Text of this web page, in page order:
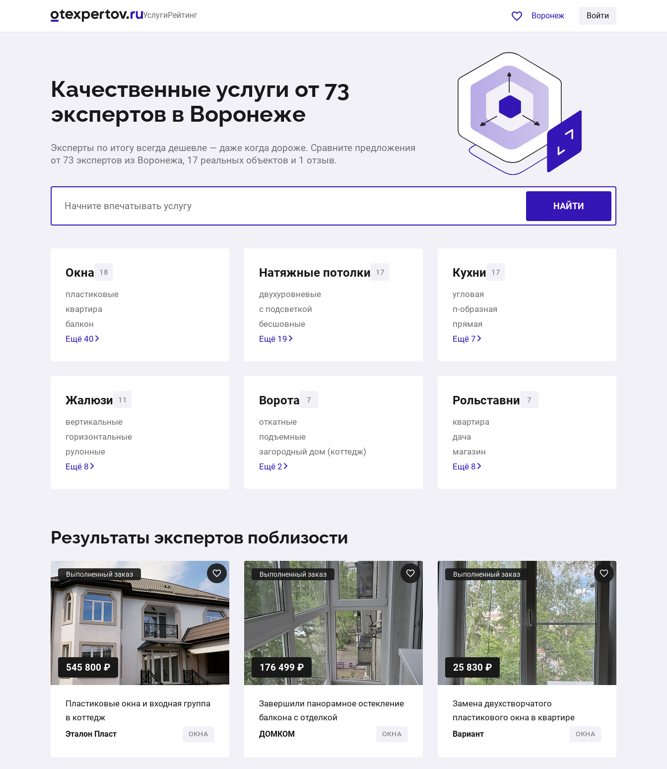
УслугиРейтинг Воронеж Войти
Качественные услуги от 73
экспертов в Воронеже
Эксперты по итогу всегда дешевле — даже когда дороже. Сравните предложения
от 73 экспертов из Воронежа, 17 реальных объектов и 1 отзыв.
НАЙТИ
Окна 18
пластиковые
квартира
балкон
Ещё 40
Натяжные потолки 17
двухуровневые
с подсветкой
бесшовные
Ещё 19
Кухни 17
угловая
п-образная
прямая
Ещё 7
Жалюзи 11
вертикальные
горизонтальные
рулонные
Ещё 8
Ворота 7
откатные
подъемные
загородный дом (коттедж)
Ещё 2
Рольставни 7
квартира
дача
магазин
Ещё 8
Результаты экспертов поблизости
Выполненный заказ
545 800 ₽
Пластиковые окна и входная группа
в коттедж
Эталон Пласт ОКНА
Выполненный заказ
176 499 ₽
Завершили панорамное остекление
балкона с отделкой
ДОМКОМ ОКНА
Выполненный заказ
25 830 ₽
Замена двухстворчатого
пластикового окна в квартире
Вариант ОКНА